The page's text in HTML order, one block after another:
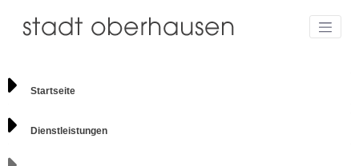
Startseite
Dienstleistungen